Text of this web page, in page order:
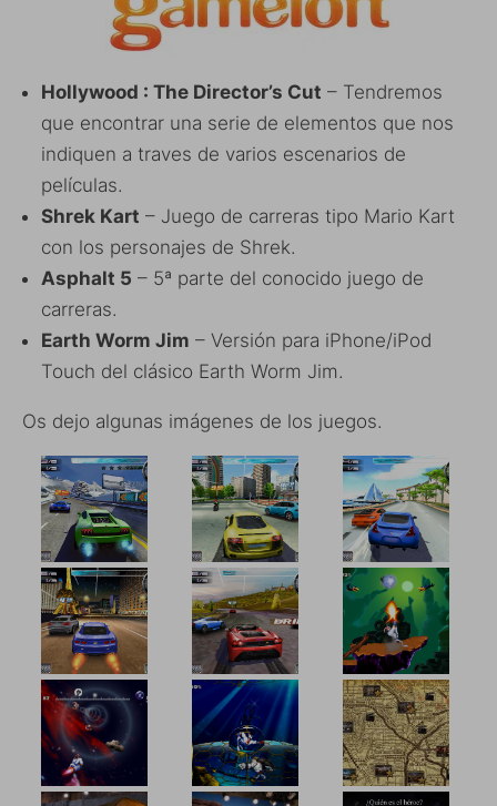
Hollywood : The Director’s Cut – Tendremos
que encontrar una serie de elementos que nos
indiquen a traves de varios escenarios de
películas.
Shrek Kart – Juego de carreras tipo Mario Kart
con los personajes de Shrek.
Asphalt 5 – 5ª parte del conocido juego de
carreras.
Earth Worm Jim – Versión para iPhone/iPod
Touch del clásico Earth Worm Jim.
Os dejo algunas imágenes de los juegos.